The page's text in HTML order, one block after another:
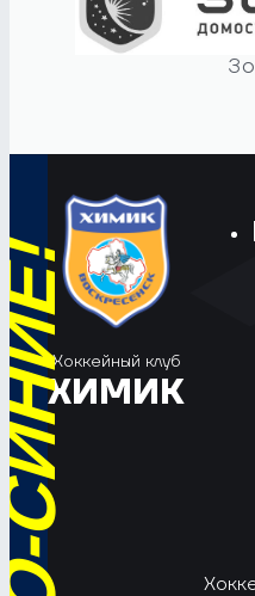
Хоккейный клуб
ХИМИК